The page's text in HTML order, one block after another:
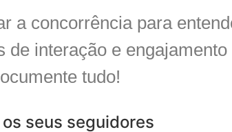
a concorrência para
interação e
tudo!
seus seguidores